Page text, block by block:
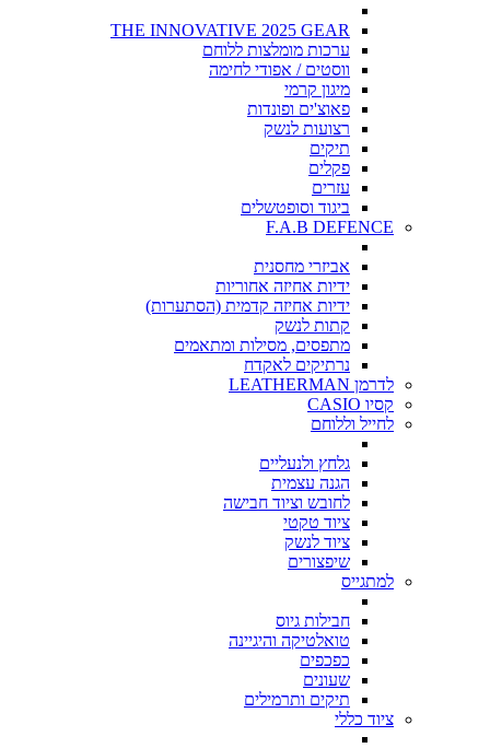
THE INNOVATIVE 2025 GEAR
ערכות מומלצות ללוחם
ווסטים / אפודי לחימה
מיגון קרמי
פאוצ'ים ופונדות
רצועות לנשק
תיקים
פקלים
עזרים
ביגוד וסופטשלים
F.A.B DEFENCE
אביזרי מחסנית
ידיות אחיזה אחוריות
ידיות אחיזה קדמית (הסתערות)
קתות לנשק
מתפסים, מסילות ומתאמים
נרתיקים לאקדח
לדרמן LEATHERMAN
קסיו CASIO
לחייל וללוחם
גלחץ ולנעליים
הגנה עצמית
לחובש וציוד חבישה
ציוד טקטי
ציוד לנשק
שיפצורים
למתגייס
חבילות גיוס
טואלטיקה והיגיינה
כפכפים
שעונים
תיקים ותרמילים
ציוד כללי